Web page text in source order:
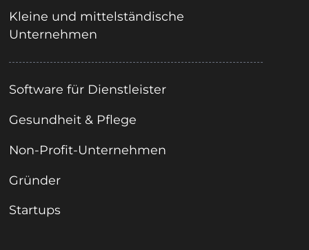
Kleine und mittelständische
Unternehmen
Software für Dienstleister
Gesundheit & Pflege
Non-Profit-Unternehmen
Gründer
Startups